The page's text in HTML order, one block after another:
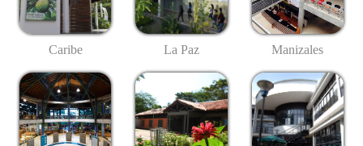
Caribe La Paz Manizales